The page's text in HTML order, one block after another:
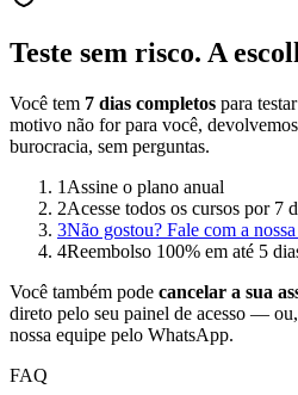
Teste sem risco. A
Você tem 7 dias completos para
motivo não for para você,
burocracia, sem perguntas.
1 Assine o plano anual
2Acesse todos os cursos por 7
3Não gostou? Fale com a
4Reembolso 100% em até 5
Você também pode cancelar a sua
direto pelo seu painel de acesso —
nossa equipe pelo WhatsApp.
FAQ